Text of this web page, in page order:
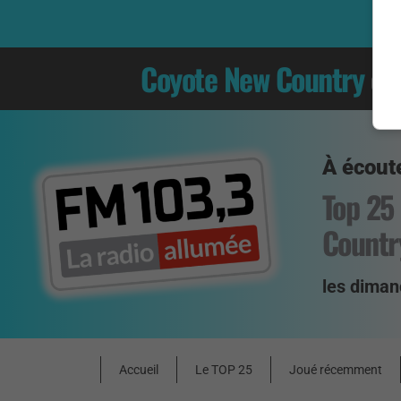
Coyote New Country
À
Top
les
Accueil Le TOP 25 Joué récemment